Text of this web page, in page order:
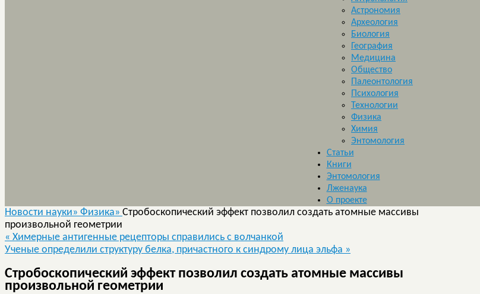
Астрономия
Археология
Биология
География
Медицина
Общество
Палеонтология
Психология
Технологии
Физика
Химия
Энтомология
Статьи
Книги
Энтомология
Лженаука
О проекте
Новости науки» Физика» Стробоскопический эффект позволил создать атомные массивы
произвольной геометрии
« Химерные антигенные рецепторы справились с волчанкой
Ученые определили структуру белка, причастного к синдрому лица эльфа »
Стробоскопический эффект позволил создать атомные массивы
произвольной геометрии